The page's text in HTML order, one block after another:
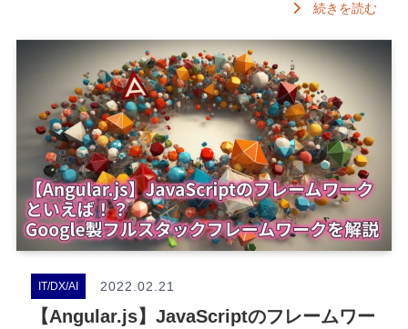
続きを読む
IT/DX/AI 2022.02.21
【Angular.js】JavaScriptのフレームワー